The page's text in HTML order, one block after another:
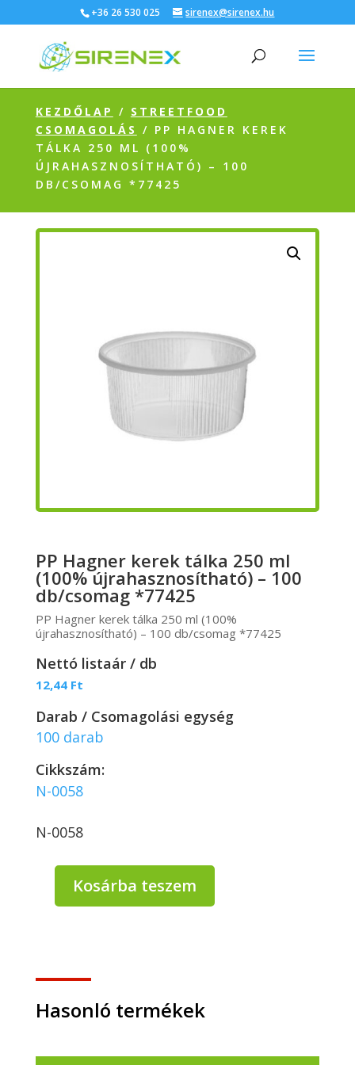
+36 26 530 025 sirenex@sirenex.hu
KEZDŐLAP / STREETFOOD
CSOMAGOLÁS / PP HAGNER KEREK
TÁLKA 250 ML (100%
ÚJRAHASZNOSÍTHATÓ) – 100
DB/CSOMAG *77425
PP Hagner kerek tálka 250 ml
(100% újrahasznosítható) – 100
db/csomag *77425
PP Hagner kerek tálka 250 ml (100%
újrahasznosítható) – 100 db/csomag *77425
Nettó listaár / db
12,44 Ft
Darab / Csomagolási egység
100 darab
Cikkszám:
N-0058
N-0058
Hagner
ml
(100%
újrahasznosítható)
100
Kosárba teszem
Hasonló termékek